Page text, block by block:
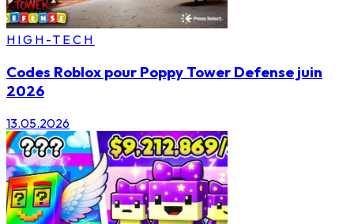
HIGH-TECH
Codes Roblox pour Poppy Tower Defense juin
2026
13.05.2026